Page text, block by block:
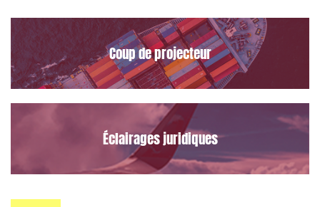
Coup de projecteur
Éclairages juridiques